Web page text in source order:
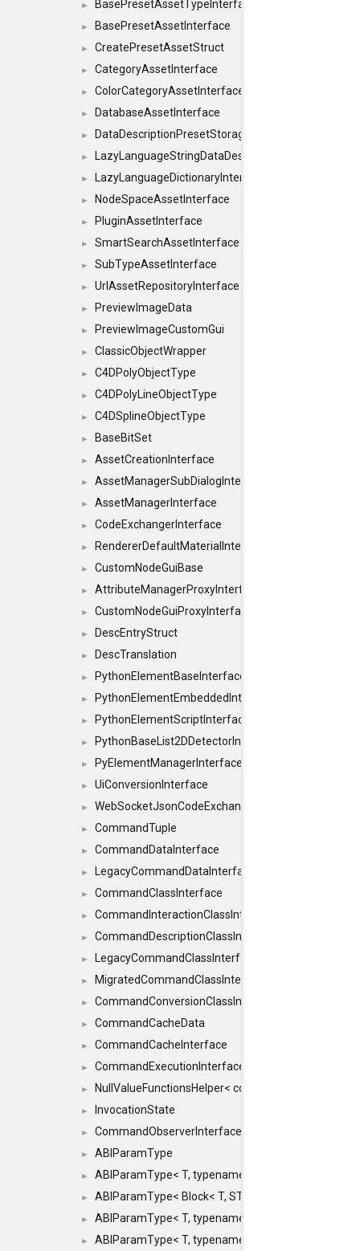
► BasePresetAssetTypeInterface
► BasePresetAssetInterface
► CreatePresetAssetStruct
► CategoryAssetInterface
► ColorCategoryAssetInterface
► DatabaseAssetInterface
► DataDescriptionPresetStorageInterface
►
► LazyLanguageDictionaryInterface
► NodeSpaceAssetInterface
► PluginAssetInterface
► SmartSearchAssetInterface
► SubTypeAssetInterface
► UrlAssetRepositoryInterface
► PreviewImageData
► PreviewImageCustomGui
► ClassicObjectWrapper
► C4DPolyObjectType
► C4DPolyLineObjectType
► C4DSplineObjectType
► BaseBitSet
► AssetCreationInterface
► AssetManagerSubDialogInterface
► AssetManagerInterface
► CodeExchangerInterface
► RendererDefaultMaterialInterface
► CustomNodeGuiBase
► AttributeManagerProxyInterface
► CustomNodeGuiProxyInterface
► DescEntryStruct
► DescTranslation
► PythonElementBaseInterface
► PythonElementEmbeddedInterface
► PythonElementScriptInterface
► PythonBaseList2DDetectorInterface
► PyElementManagerInterface
► UiConversionInterface
► WebSocketJsonCodeExchangerInterface
► CommandTuple
► CommandDataInterface
► LegacyCommandDataInterface
► CommandClassInterface
► CommandInteractionClassInterface
► CommandDescriptionClassInterface
► LegacyCommandClassInterface
► MigratedCommandClassInterface
► CommandConversionClassInterface
► CommandCacheData
► CommandCacheInterface
► CommandExecutionInterface
► NullValueFunctionsHelper< const Result<
► InvocationState
► CommandObserverInterface
► ABIParamType
► ABIParamType< T, typename std::enable_if<
► ABIParamType< Block< T, STRIDED, MOVE > >
► ABIParamType< T, typename std::enable_if<
► ABIParamType< T, typename std::enable_if<